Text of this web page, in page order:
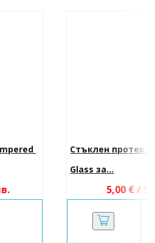
Стъклен
Glass за...
5,00 € /